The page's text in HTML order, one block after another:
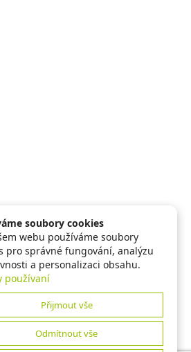
soubory cookies
webu používáme soubory
pro správné fungování, analýzu
a personalizaci obsahu.
používaní
Přijmout vše
Odmítnout vše